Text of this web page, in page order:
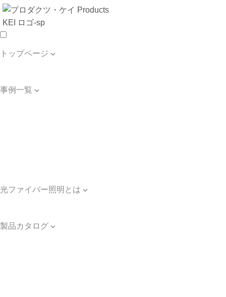
トップページ 
事例一覧 
光ファイバー照明とは 
製品カタログ 